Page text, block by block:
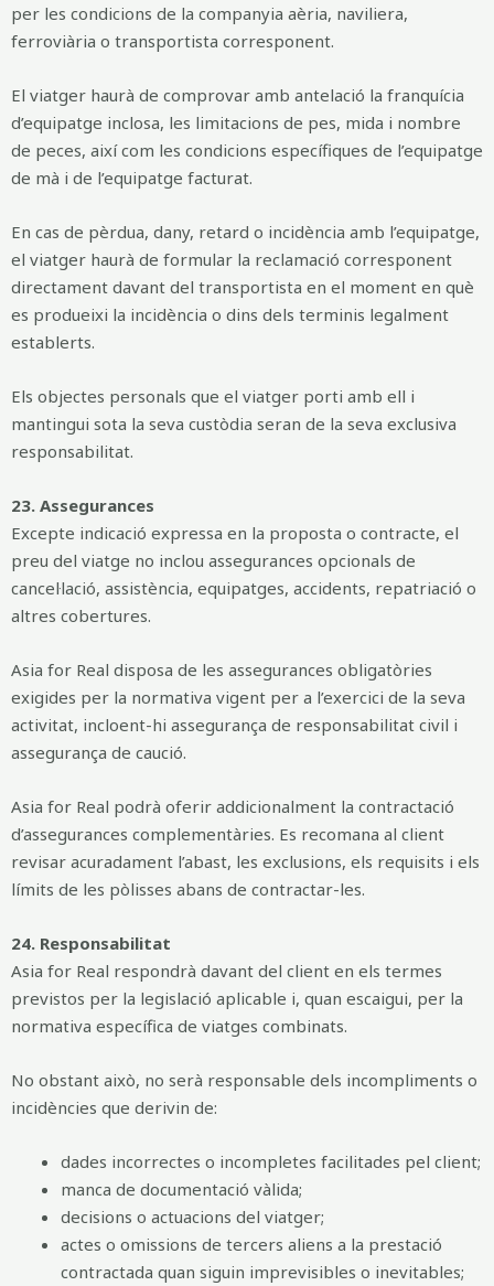
per les condicions de la companyia aèria, naviliera,
ferroviària o transportista corresponent.
El viatger haurà de comprovar amb antelació la franquícia
d’equipatge inclosa, les limitacions de pes, mida i nombre
de peces, així com les condicions específiques de l’equipatge
de mà i de l’equipatge facturat.
En cas de pèrdua, dany, retard o incidència amb l’equipatge,
el viatger haurà de formular la reclamació corresponent
directament davant del transportista en el moment en què
es produeixi la incidència o dins dels terminis legalment
establerts.
Els objectes personals que el viatger porti amb ell i
mantingui sota la seva custòdia seran de la seva exclusiva
responsabilitat.
23. Assegurances
Excepte indicació expressa en la proposta o contracte, el
preu del viatge no inclou assegurances opcionals de
cancel·lació, assistència, equipatges, accidents, repatriació o
altres cobertures.
Asia for Real disposa de les assegurances obligatòries
exigides per la normativa vigent per a l’exercici de la seva
activitat, incloent-hi assegurança de responsabilitat civil i
assegurança de caució.
Asia for Real podrà oferir addicionalment la contractació
d’assegurances complementàries. Es recomana al client
revisar acuradament l’abast, les exclusions, els requisits i els
límits de les pòlisses abans de contractar-les.
24. Responsabilitat
Asia for Real respondrà davant del client en els termes
previstos per la legislació aplicable i, quan escaigui, per la
normativa específica de viatges combinats.
No obstant això, no serà responsable dels incompliments o
incidències que derivin de:
dades incorrectes o incompletes facilitades pel client;
manca de documentació vàlida;
decisions o actuacions del viatger;
actes o omissions de tercers aliens a la prestació
contractada quan siguin imprevisibles o inevitables;